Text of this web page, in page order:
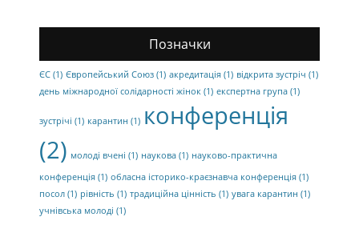
Позначки
ЄС (1) Європейський Союз (1) акредитація (1) відкрита зустріч (1)
день міжнародної солідарності жінок (1) експертна група (1)
зустрічі (1) карантин (1) конференція
(2) молоді вчені (1) наукова (1) науково-практична
конференція (1) обласна історико-краєзнавча конференція (1)
посол (1) рівність (1) традиційна цінність (1) увага карантин (1)
учнівська молоді (1)